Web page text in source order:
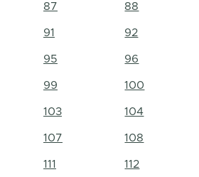
87 88
91 92
95 96
99 100
103 104
107 108
111 112